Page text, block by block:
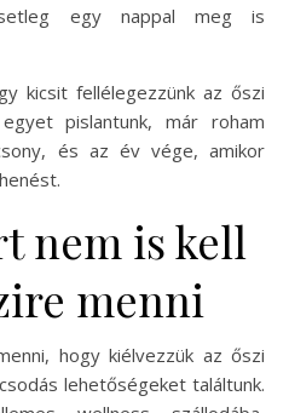
egy nappal meg is
kicsit fellélegezzünk az őszi
pislantunk, már roham
és az év vége, amikor
nem is kell
menni
hogy kiélvezzük az őszi
lehetőségeket találtunk.